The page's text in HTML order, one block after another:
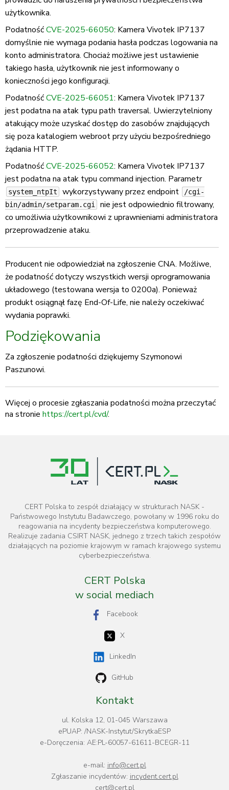
użytkownika.
PodatnośćCVE-2025-66050: Kamera Vivotek IP7137
domyślnie nie wymaga podania hasła podczas logowania na
konto administratora. Chociaż możliwe jest ustawienie
takiego hasła, użytkownik nie jest informowany o
konieczności jego konfiguracji.
PodatnośćCVE-2025-66051: Kamera Vivotek IP7137
jest podatna na atak typu path traversal. Uwierzytelniony
atakujący może uzyskać dostęp do zasobów znajdujących
się poza katalogiem webroot przy użyciu bezpośredniego
żądania HTTP.
PodatnośćCVE-2025-66052: Kamera Vivotek IP7137
jest podatna na atak typu command injection. Parametr
system_ntpIt wykorzystywany przez endpoint
/cgi-
bin/admin/setparam.cgi
nie jest odpowiednio filtrowany,
co umożliwia użytkownikowi z uprawnieniami administratora
przeprowadzenie ataku.
Producent nie odpowiedział na zgłoszenie CNA. Możliwe,
że podatność dotyczy wszystkich wersji oprogramowania
układowego (testowana wersja to 0200a). Ponieważ
produkt osiągnął fazę End-Of-Life, nie należy oczekiwać
wydania poprawki.
Podziękowania
Za zgłoszenie podatności dziękujemy Szymonowi
Paszunowi.
Więcej o procesie zgłaszania podatności można przeczytać
na stronie https://cert.pl/cvd/.
CERT Polska to zespół działający w strukturach NASK -
Państwowego Instytutu Badawczego, powołany w 1996 roku do
reagowania na incydenty bezpieczeństwa komputerowego.
Realizuje zadania CSIRT NASK, jednego z trzech takich zespołów
działających na poziomie krajowym w ramach krajowego systemu
cyberbezpieczeństwa.
CERT Polska
w social mediach
Facebook
X
LinkedIn
GitHub
Kontakt
ul. Kolska 12, 01-045 Warszawa
ePUAP: /NASK-Instytut/SkrytkaESP
e-Doręczenia: AE:PL-60057-61611-BCEGR-11
e-mail: info@cert.pl
Zgłaszanie incydentów: incydent.cert.pl
cert@cert.pl